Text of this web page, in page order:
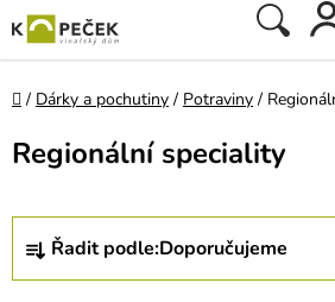
na
obsah
Domů
/ Dárky a pochutiny / Potraviny /
Regionální speciality
Ř
z
Řadit podle:Doporučujeme